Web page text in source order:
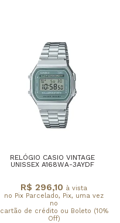
RELÓGIO CASIO VINTAGE
UNISSEX A168WA-3AYDF
R$ 296,10 à vista
no Pix Parcelado, Pix, uma vez
no
cartão de crédito ou Boleto (10%
Off)